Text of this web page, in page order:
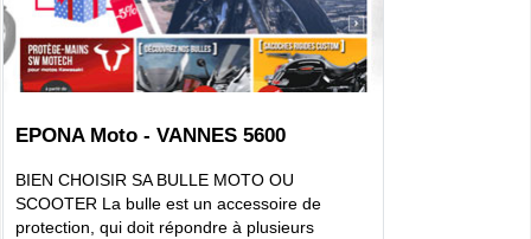
EPONA Moto - VANNES 5600
BIEN CHOISIR SA BULLE MOTO OU
SCOOTER La bulle est un accessoire de
protection, qui doit répondre à plusieurs